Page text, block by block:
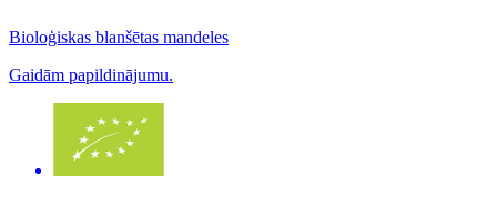
Bioloģiskas blanšētas mandeles
Gaidām papildinājumu.